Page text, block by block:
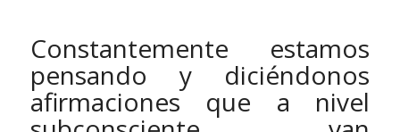
Constantemente estamos
pensando y diciéndonos
afirmaciones que a nivel